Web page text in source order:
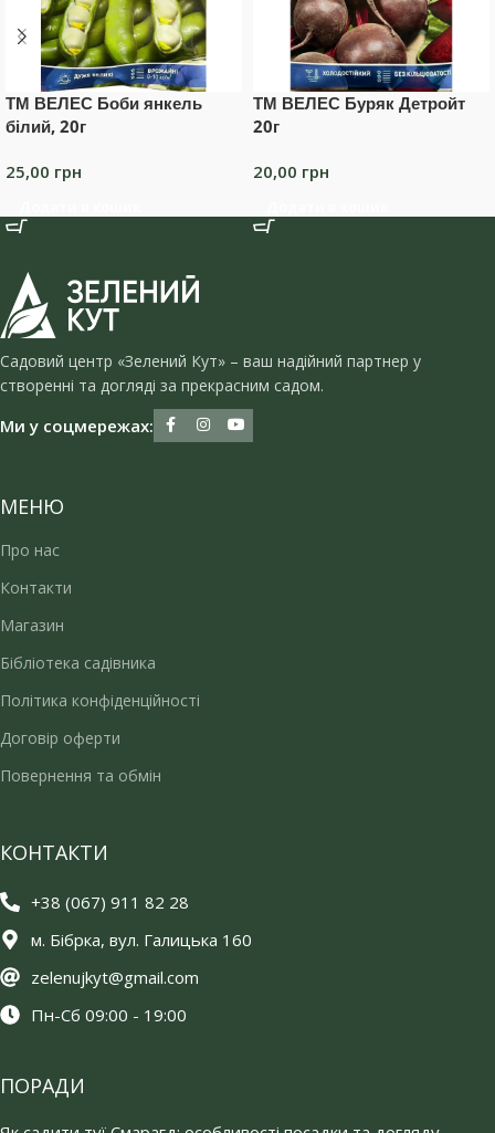
ТМ ВЕЛЕС Боби янкель
білий, 20г
25,00 грн
ТМ ВЕЛЕС Буряк Детройт
20г
20,00 грн
Садовий центр «Зелений Кут» – ваш надійний партнер у
створенні та догляді за прекрасним садом.
Ми у соцмережах:
МЕНЮ
Про нас
Контакти
Магазин
Бібліотека садівника
Політика конфіденційності
Договір оферти
Повернення та обмін
КОНТАКТИ
+38 (067) 911 82 28
м. Бібрка, вул. Галицька 160
zelenujkyt@gmail.com
Пн-Сб 09:00 - 19:00
ПОРАДИ